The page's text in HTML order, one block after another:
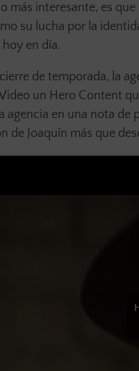
más interesante, es
su lucha por la
en día.
de temporada, la
un Hero Content
agencia en una nota de
de Joaquín más que